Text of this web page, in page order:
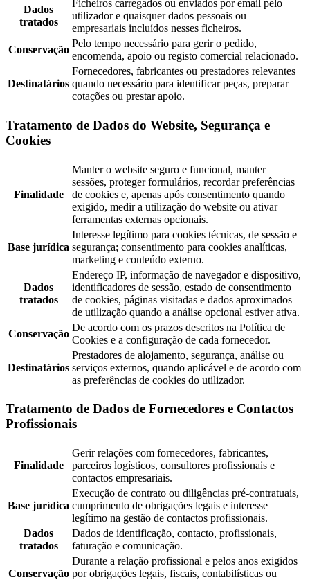
Dados
tratados
Ficheiros carregados ou enviados por email pelo
utilizador e quaisquer dados pessoais ou
empresariais incluídos nesses ficheiros.
Conservação
Pelo tempo necessário para gerir o pedido,
encomenda, apoio ou registo comercial relacionado.
Destinatários
Fornecedores, fabricantes ou prestadores relevantes
quando necessário para identificar peças, preparar
cotações ou prestar apoio.
Tratamento de Dados do Website, Segurança e
Cookies
Finalidade
Manter o website seguro e funcional, manter
sessões, proteger formulários, recordar preferências
de cookies e, apenas após consentimento quando
exigido, medir a utilização do website ou ativar
ferramentas externas opcionais.
Base jurídica
Interesse legítimo para cookies técnicas, de sessão e
segurança; consentimento para cookies analíticas,
marketing e conteúdo externo.
Dados
tratados
Endereço IP, informação de navegador e dispositivo,
identificadores de sessão, estado de consentimento
de cookies, páginas visitadas e dados aproximados
de utilização quando a análise opcional estiver ativa.
Conservação
De acordo com os prazos descritos na Política de
Cookies e a configuração de cada fornecedor.
Destinatários
Prestadores de alojamento, segurança, análise ou
serviços externos, quando aplicável e de acordo com
as preferências de cookies do utilizador.
Tratamento de Dados de Fornecedores e Contactos
Profissionais
Finalidade
Gerir relações com fornecedores, fabricantes,
parceiros logísticos, consultores profissionais e
contactos empresariais.
Base jurídica
Execução de contrato ou diligências pré-contratuais,
cumprimento de obrigações legais e interesse
legítimo na gestão de contactos profissionais.
Dados
tratados
Dados de identificação, contacto, profissionais,
faturação e comunicação.
Conservação
Durante a relação profissional e pelos anos exigidos
por obrigações legais, fiscais, contabilísticas ou